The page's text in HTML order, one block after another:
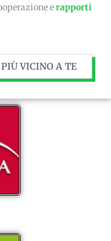
erapporti
VICINO A TE